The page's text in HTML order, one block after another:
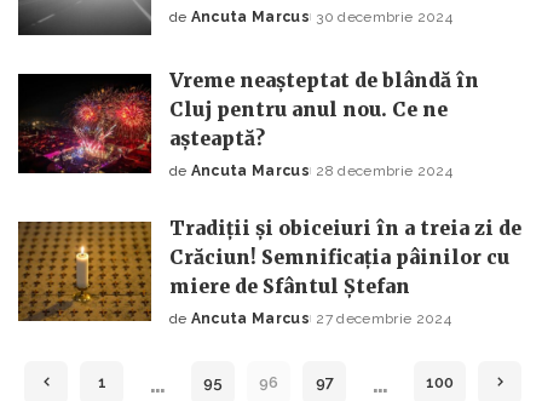
Posted
de Ancuta Marcus 30 decembrie 2024
Vreme neașteptat de blândă în
Cluj pentru anul nou. Ce ne
așteaptă?
Posted
de Ancuta Marcus 28 decembrie 2024
Tradiții și obiceiuri în a treia zi de
Crăciun! Semnificația pâinilor cu
miere de Sfântul Ștefan
Posted
de Ancuta Marcus 27 decembrie 2024
1 … 95 96 97 … 100